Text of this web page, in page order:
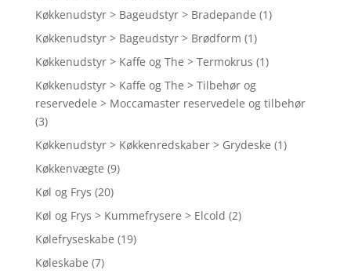
Køkkenudstyr > Bageudstyr > Bradepande (1)
Køkkenudstyr > Bageudstyr > Brødform (1)
Køkkenudstyr > Kaffe og The > Termokrus (1)
Køkkenudstyr > Kaffe og The > Tilbehør og
reservedele > Moccamaster reservedele og tilbehør
(3)
Køkkenudstyr > Køkkenredskaber > Grydeske (1)
Køkkenvægte (9)
Køl og Frys (20)
Køl og Frys > Kummefrysere > Elcold (2)
Kølefryseskabe (19)
Køleskabe (7)